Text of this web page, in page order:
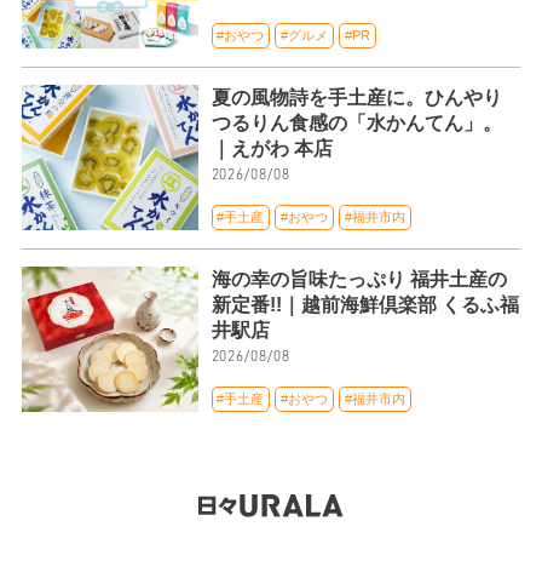
#おやつ #グルメ #PR
夏の風物詩を手土産に。ひんやり
つるりん食感の「水かんてん」。
｜えがわ 本店
2026/08/08
#手土産 #おやつ #福井市内
海の幸の旨味たっぷり 福井土産の
新定番!!｜越前海鮮倶楽部 くるふ福
井駅店
2026/08/08
#手土産 #おやつ #福井市内